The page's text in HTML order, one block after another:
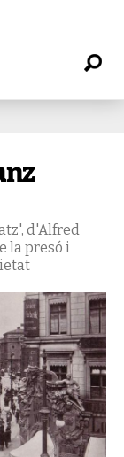
d'Alfred
la presó i